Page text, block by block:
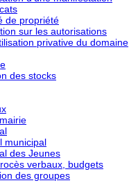
de propriété
sur les autorisations
privative du domaine
des stocks
municipal
des Jeunes
verbaux, budgets
des groupes